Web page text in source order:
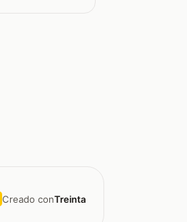
Creado conTreinta